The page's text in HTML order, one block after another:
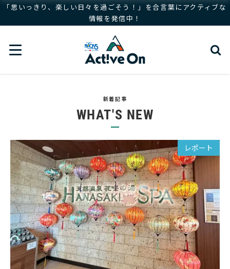
「思いっきり、楽しい日々を過ごそう！」を合言葉にアクティブな
情報を発信中！
新着記事
WHAT'S NEW
レポート